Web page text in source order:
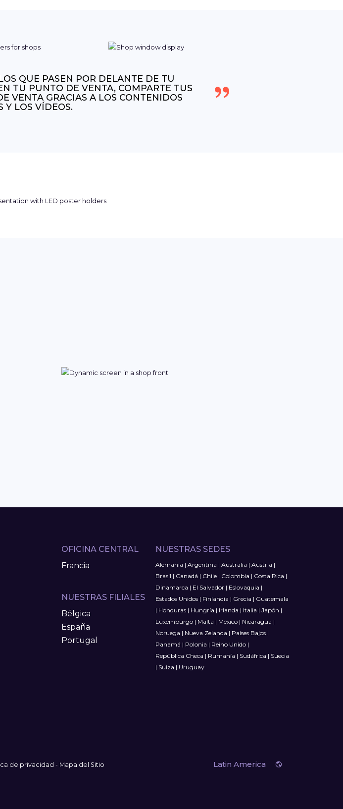
QUE PASEN POR DELANTE DE TU
TU PUNTO DE VENTA, COMPARTE TUS
VENTA GRACIAS A LOS CONTENIDOS
Y LOS VÍDEOS.
OFICINA CENTRAL
Francia
NUESTRAS FILIALES
Bélgica
España
Portugal
NUESTRAS SEDES
Alemania | Argentina | Australia | Austria |
Brasil | Canadá | Chile| Colombia | Costa Rica |
Dinamarca | El Salvador| Eslovaquia |
Estados Unidos| Finlandia | Grecia | Guatemala
| Honduras| Hungría | Irlanda | Italia | Japón |
Luxemburgo| Malta | México| Nicaragua |
Noruega | Nueva Zelanda | Países Bajos|
Panamá | Polonia | Reino Unido|
República Checa | Rumanía | Sudáfrica | Suecia
| Suiza | Uruguay
de privacidad - Mapa del Sitio Latin America